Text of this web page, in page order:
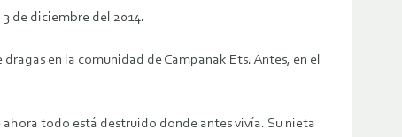
de diciembre del 2014.
en la comunidad de Campanak Ets. Antes, en el
ahora todo está destruido donde antes vivía. Su nieta